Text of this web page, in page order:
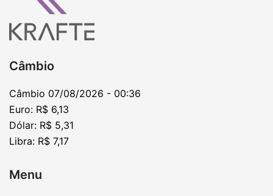
Câmbio
Câmbio 07/08/2026 - 00:36
Euro: R$ 6,13
Dólar: R$ 5,31
Libra: R$ 7,17
Menu